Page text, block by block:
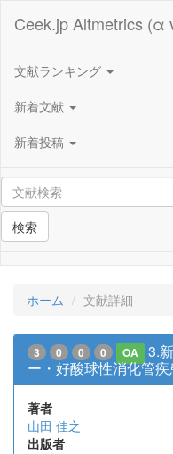
Ceek.jp Altmetrics (α
文献ランキング
新着文献
新着投稿
検索
ホーム 文献詳細
3 0 0 0 OA
3.
ー・好酸球性消化管
著者
山田 佳之
出版者